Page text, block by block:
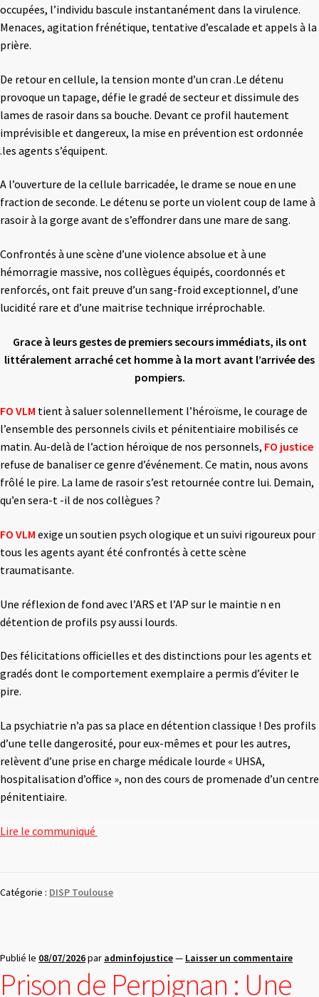
occupées, l’individu bascule instantanément dans la virulence.
Menaces, agitation frénétique, tentative d’escalade et appels à la
prière.
De retour en cellule, la tension monte d’un cran .Le détenu
provoque un tapage, défie le gradé de secteur et dissimule des
lames de rasoir dans sa bouche. Devant ce profil hautement
imprévisible et dangereux, la mise en prévention est ordonnée
.les agents s’équipent.
A l’ouverture de la cellule barricadée, le drame se noue en une
fraction de seconde. Le détenu se porte un violent coup de lame à
rasoir à la gorge avant de s’effondrer dans une mare de sang.
Confrontés à une scène d’une violence absolue et à une
hémorragie massive, nos collègues équipés, coordonnés et
renforcés, ont fait preuve d’un sang-froid exceptionnel, d’une
lucidité rare et d’une maitrise technique irréprochable.
Grace à leurs gestes de premiers secours immédiats, ils ont
littéralement arraché cet homme à la mort avant l’arrivée des
pompiers.
FO VLM tient à saluer solennellement l’héroïsme, le courage de
l’ensemble des personnels civils et pénitentiaire mobilisés ce
matin. Au-delà de l’action héroïque de nos personnels, FO justice
refuse de banaliser ce genre d’événement. Ce matin, nous avons
frôlé le pire. La lame de rasoir s’est retournée contre lui. Demain,
qu’en sera-t -il de nos collègues ?
FO VLM exige un soutien psych ologique et un suivi rigoureux pour
tous les agents ayant été confrontés à cette scène
traumatisante.
Une réflexion de fond avec l’ARS et l’AP sur le maintie n en
détention de profils psy aussi lourds.
Des félicitations officielles et des distinctions pour les agents et
gradés dont le comportement exemplaire a permis d’éviter le
pire.
La psychiatrie n’a pas sa place en détention classique ! Des profils
d’une telle dangerosité, pour eux-mêmes et pour les autres,
relèvent d’une prise en charge médicale lourde « UHSA,
hospitalisation d’office », non des cours de promenade d’un centre
pénitentiaire.
Lire le communiqué
Catégorie : DISP Toulouse
Publié le 08/07/2026par adminfojustice— Laisser un commentaire
Prison de Perpignan : Une